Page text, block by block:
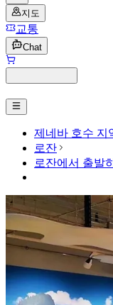
지도
교통
Chat
제네바 호수 지
로잔
로잔에서 출발